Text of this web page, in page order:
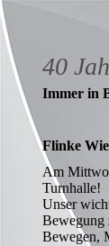
40
Immer in
Flinke
Am
Turnhalle!
Unser
Bewegung
Bewegen,